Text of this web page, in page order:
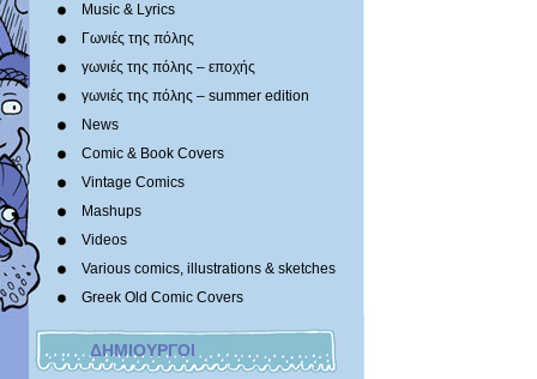
Music & Lyrics
Γωνιές της πόλης
γωνιές της πόλης – εποχής
γωνιές της πόλης – summer edition
News
Comic & Book Covers
Vintage Comics
Mashups
Videos
Various comics, illustrations & sketches
Greek Old Comic Covers
ΔΗΜΙΟΥΡΓΟΙ